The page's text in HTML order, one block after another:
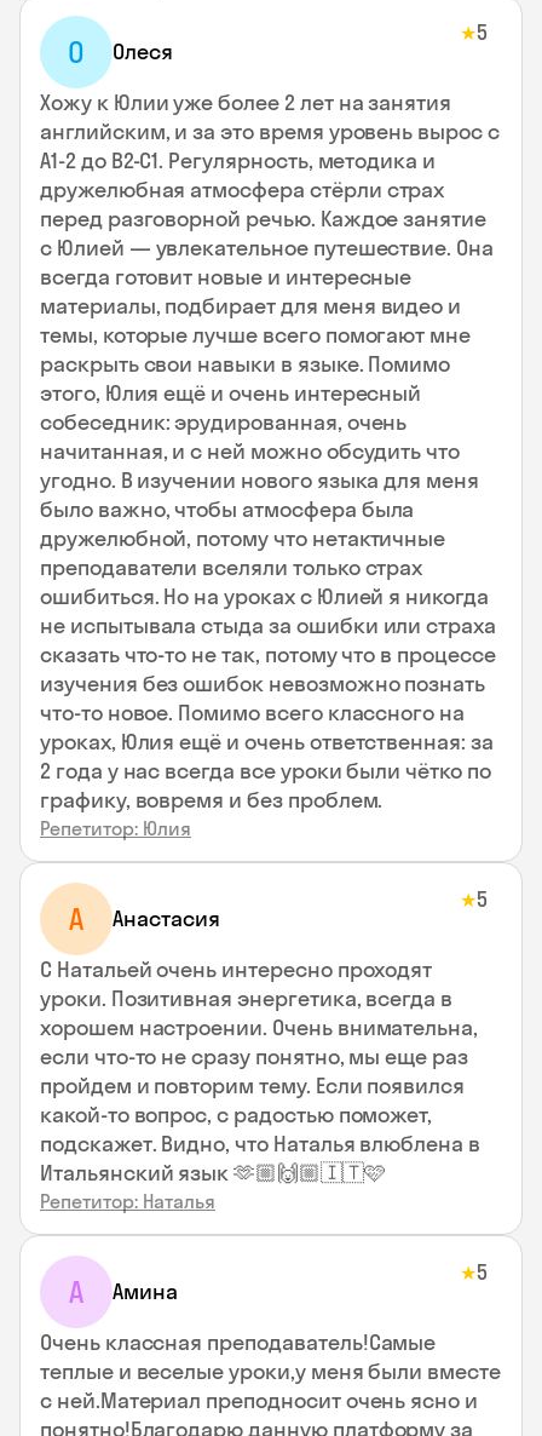
О Олеся
★5
Хожу к Юлии уже более 2 лет на занятия
английским, и за это время уровень вырос с
А1-2 до В2-С1. Регулярность, методика и
дружелюбная атмосфера стёрли страх
перед разговорной речью. Каждое занятие
с Юлией — увлекательное путешествие. Она
всегда готовит новые и интересные
материалы, подбирает для меня видео и
темы, которые лучше всего помогают мне
раскрыть свои навыки в языке. Помимо
этого, Юлия ещё и очень интересный
собеседник: эрудированная, очень
начитанная, и с ней можно обсудить что
угодно. В изучении нового языка для меня
было важно, чтобы атмосфера была
дружелюбной, потому что нетактичные
преподаватели вселяли только страх
ошибиться. Но на уроках с Юлией я никогда
не испытывала стыда за ошибки или страха
сказать что-то не так, потому что в процессе
изучения без ошибок невозможно познать
что-то новое. Помимо всего классного на
уроках, Юлия ещё и очень ответственная: за
2 года у нас всегда все уроки были чётко по
графику, вовремя и без проблем.
Репетитор: Юлия
А Анастасия
★5
С Натальей очень интересно проходят
уроки. Позитивная энергетика, всегда в
хорошем настроении. Очень внимательна,
если что-то не сразу понятно, мы еще раз
пройдем и повторим тему. Если появился
какой-то вопрос, с радостью поможет,
подскажет. Видно, что Наталья влюблена в
Итальянский язык 🫶🏼🙌🏼🇮🇹🩷
Репетитор: Наталья
А Амина
★5
Очень классная преподаватель!Самые
теплые и веселые уроки,у меня были вместе
с ней.Материал преподносит очень ясно и
понятно!Благодарю данную платформу за